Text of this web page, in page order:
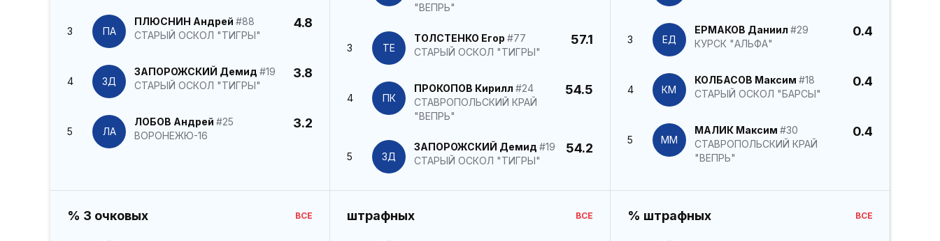
3 ПА
ПЛЮСНИН Андрей #88
СТАРЫЙ ОСКОЛ "ТИГРЫ"
4.8
4 ЗД
ЗАПОРОЖСКИЙ Демид #19
СТАРЫЙ ОСКОЛ "ТИГРЫ"
3.8
5 ЛА
ЛОБОВ Андрей #25
ВОРОНЕЖЮ-16
3.2
"ВЕПРЬ"
3 ТЕ
ТОЛСТЕНКО Егор#77
СТАРЫЙ ОСКОЛ "ТИГРЫ"
57.1
4 ПК
ПРОКОПОВ Кирилл#24
СТАВРОПОЛЬСКИЙ КРАЙ
"ВЕПРЬ"
54.5
5 ЗД
ЗАПОРОЖСКИЙ Демид#19
СТАРЫЙ ОСКОЛ "ТИГРЫ"
54.2
3 ЕД
ЕРМАКОВ Даниил #29
КУРСК "АЛЬФА"
0.4
4 КМ
КОЛБАСОВ Максим #18
СТАРЫЙ ОСКОЛ "БАРСЫ"
0.4
5 ММ
МАЛИК Максим #30
СТАВРОПОЛЬСКИЙ КРАЙ
"ВЕПРЬ"
0.4
% 3 очковых ВСЕ штрафных ВСЕ % штрафных ВСЕ